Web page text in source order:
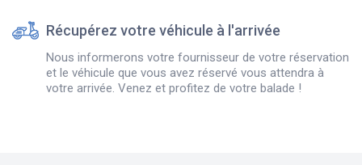
Récupérez votre véhicule à l'arrivée
Nous informerons votre fournisseur de votre réservation
et le véhicule que vous avez réservé vous attendra à
votre arrivée. Venez et profitez de votre balade !